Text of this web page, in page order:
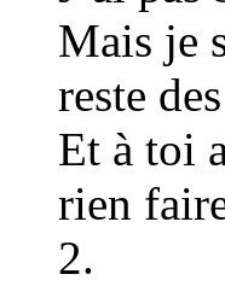
Mais je
reste
Et à toi
rien
2.